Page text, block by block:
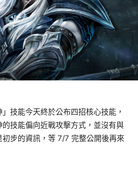
技能今天終於公布四招核心技能，
技能偏向近戰攻擊方式，並沒有與
步的資訊，等 7/7 完整公開後再來